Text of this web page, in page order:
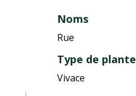
Noms
Rue
Type de plante
Vivace